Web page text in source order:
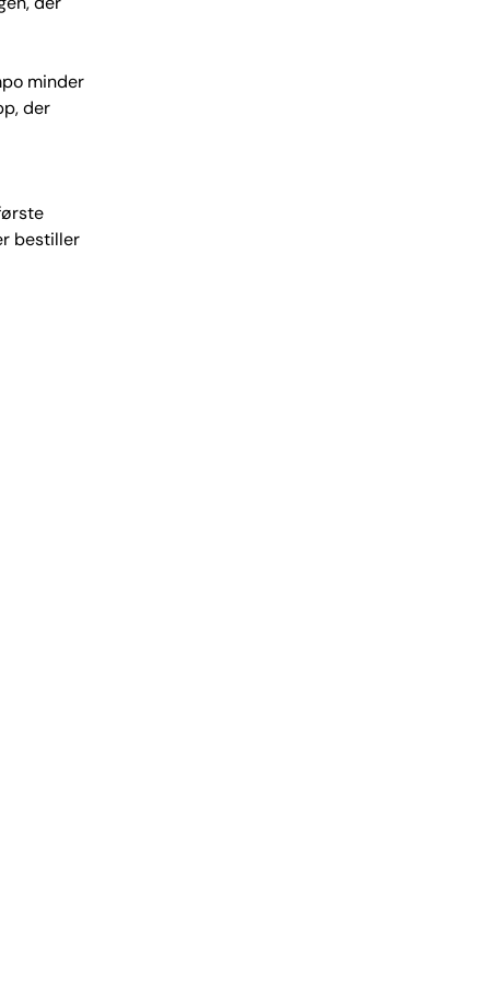
minder
der
bestiller